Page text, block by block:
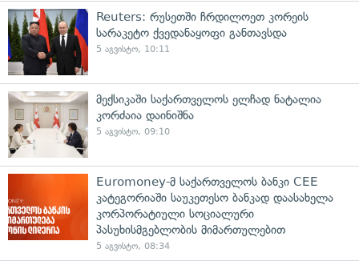
Reuters: რუსეთში ჩრდილოეთ კორეის
სარაკეტო ქვედანაყოფი განთავსდა
5 აგვისტო, 10:11
მექსიკაში საქართველოს ელჩად ნატალია
კორძაია დაინიშნა
5 აგვისტო, 09:10
Euromoney-მ საქართველოს ბანკი CEE
კატეგორიაში საუკეთესო ბანკად დაასახელა
კორპორატიული სოციალური
პასუხისმგებლობის მიმართულებით
5 აგვისტო, 08:34